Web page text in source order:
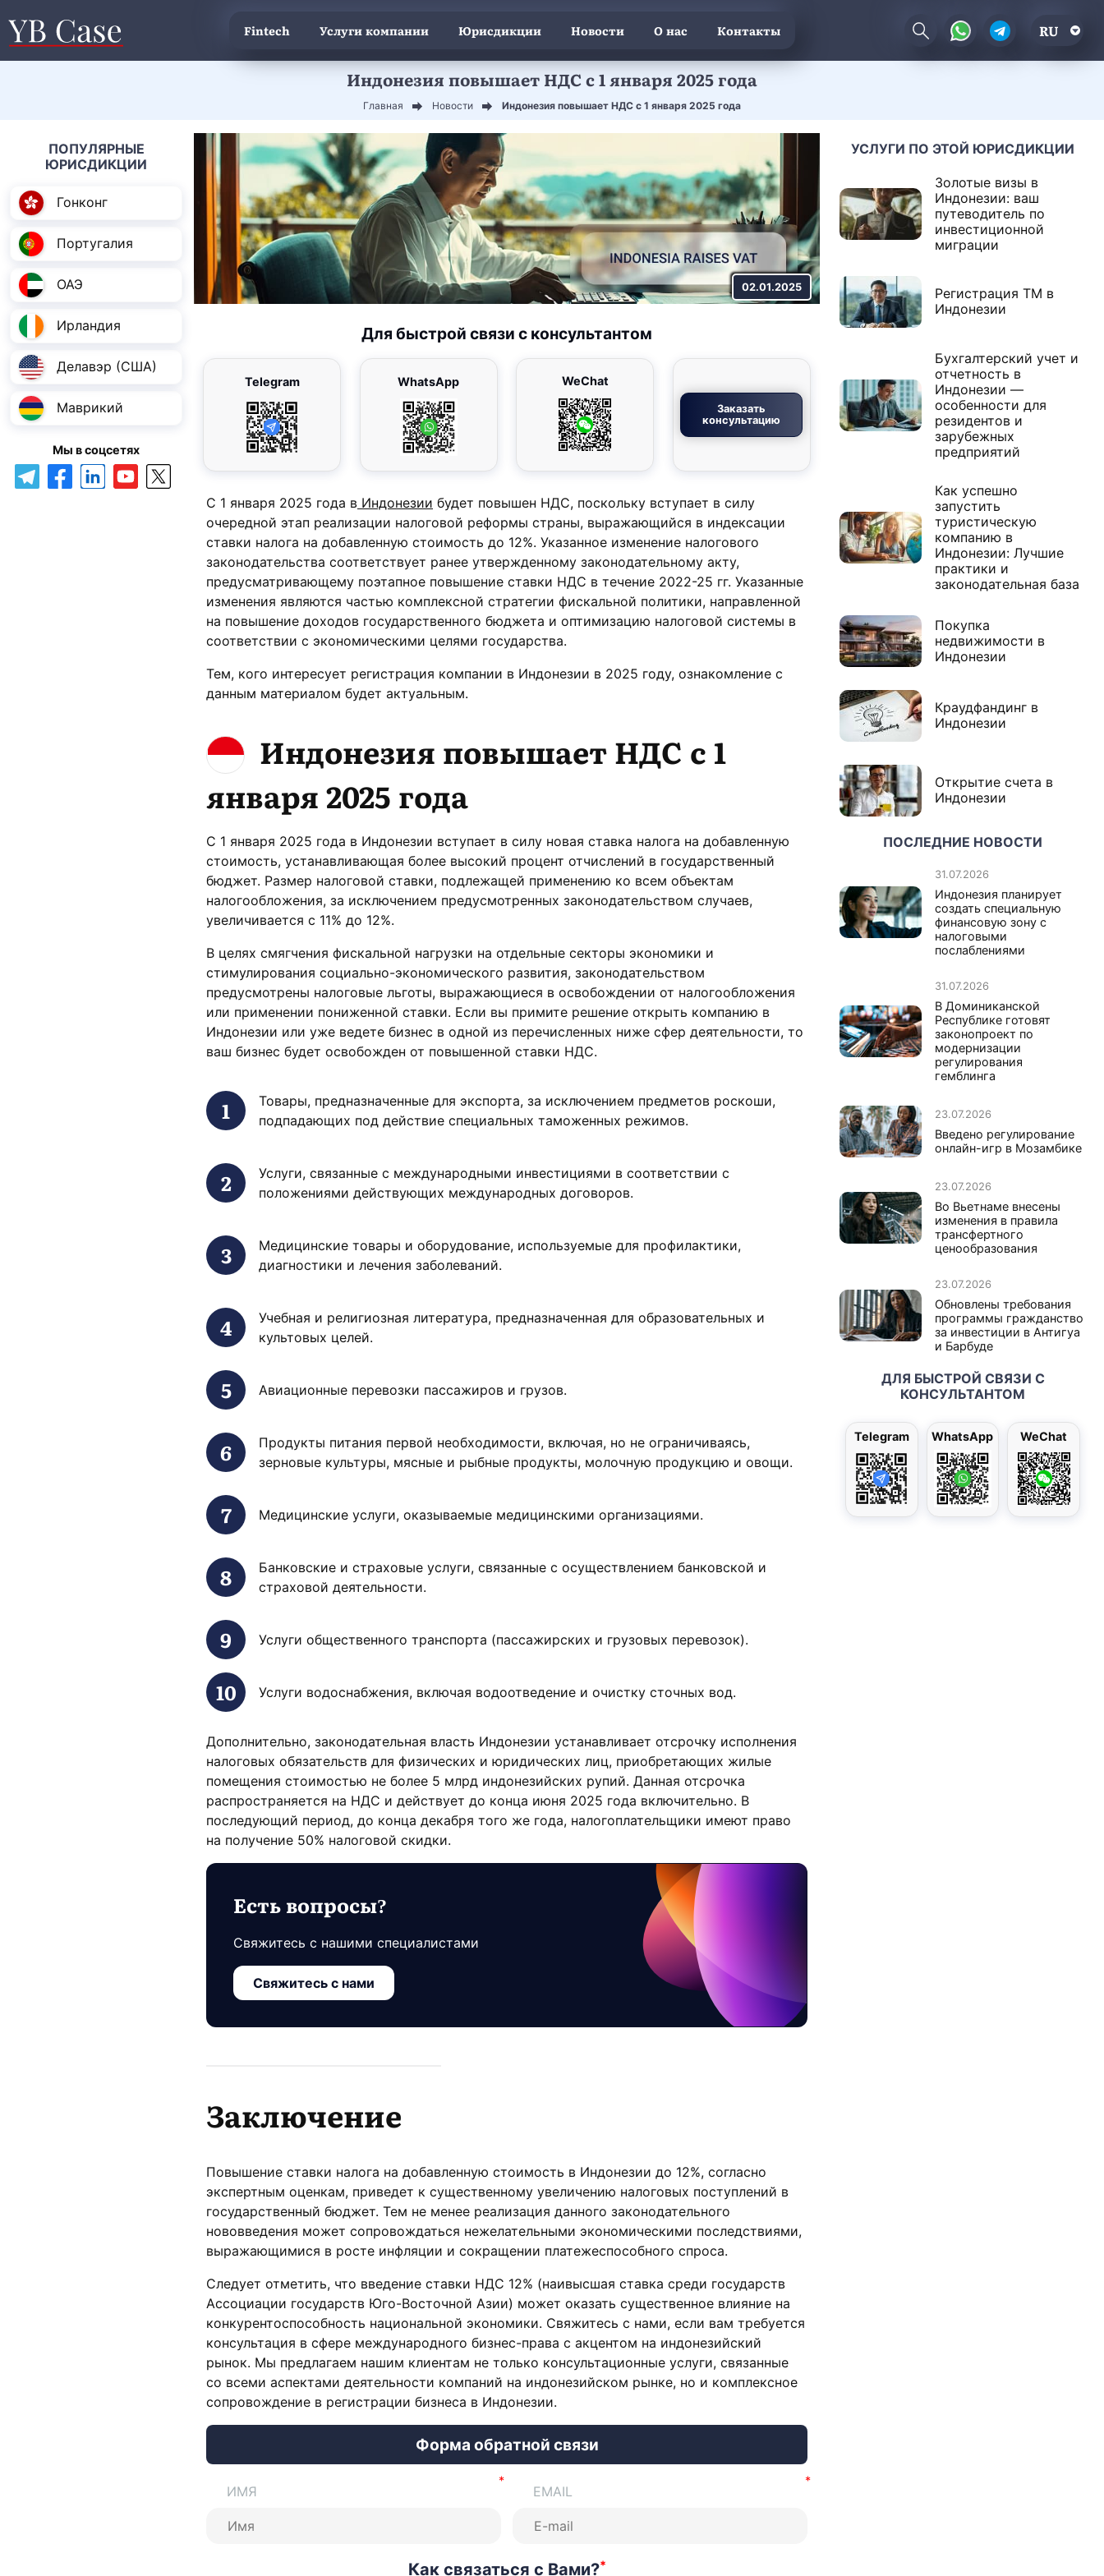
Fintech Услуги компании Юрисдикции Новости О нас Контакты RU
Индонезия повышает НДС с 1 января 2025 года
Главная Новости Индонезия повышает НДС с 1 января 2025 года
ПОПУЛЯРНЫЕ
ЮРИСДИКЦИИ
Гонконг
Португалия
ОАЭ
Ирландия
Делавэр (США)
Маврикий
Мы в соцсетях
02.01.2025
Для быстрой связи с консультантом
Telegram WhatsApp WeChat
Заказать
консультацию
С 1 января 2025 года в Индонезии будет повышен НДС, поскольку вступает в силу
очередной этап реализации налоговой реформы страны, выражающийся в индексации
ставки налога на добавленную стоимость до 12%. Указанное изменение налогового
законодательства соответствует ранее утвержденному законодательному акту,
предусматривающему поэтапное повышение ставки НДС в течение 2022-25 гг. Указанные
изменения являются частью комплексной стратегии фискальной политики, направленной
на повышение доходов государственного бюджета и оптимизацию налоговой системы в
соответствии с экономическими целями государства.
Тем, кого интересует регистрация компании в Индонезии в 2025 году, ознакомление с
данным материалом будет актуальным.
Индонезия повышает НДС с 1
января 2025 года
С 1 января 2025 года в Индонезии вступает в силу новая ставка налога на добавленную
стоимость, устанавливающая более высокий процент отчислений в государственный
бюджет. Размер налоговой ставки, подлежащей применению ко всем объектам
налогообложения, за исключением предусмотренных законодательством случаев,
увеличивается с 11% до 12%.
В целях смягчения фискальной нагрузки на отдельные секторы экономики и
стимулирования социально-экономического развития, законодательством
предусмотрены налоговые льготы, выражающиеся в освобождении от налогообложения
или применении пониженной ставки. Если вы примите решение открыть компанию в
Индонезии или уже ведете бизнес в одной из перечисленных ниже сфер деятельности, то
ваш бизнес будет освобожден от повышенной ставки НДС.
Товары, предназначенные для экспорта, за исключением предметов роскоши,
подпадающих под действие специальных таможенных режимов.
Услуги, связанные с международными инвестициями в соответствии с
положениями действующих международных договоров.
Медицинские товары и оборудование, используемые для профилактики,
диагностики и лечения заболеваний.
Учебная и религиозная литература, предназначенная для образовательных и
культовых целей.
Авиационные перевозки пассажиров и грузов.
Продукты питания первой необходимости, включая, но не ограничиваясь,
зерновые культуры, мясные и рыбные продукты, молочную продукцию и овощи.
Медицинские услуги, оказываемые медицинскими организациями.
Банковские и страховые услуги, связанные с осуществлением банковской и
страховой деятельности.
Услуги общественного транспорта (пассажирских и грузовых перевозок).
Услуги водоснабжения, включая водоотведение и очистку сточных вод.
Дополнительно, законодательная власть Индонезии устанавливает отсрочку исполнения
налоговых обязательств для физических и юридических лиц, приобретающих жилые
помещения стоимостью не более 5 млрд индонезийских рупий. Данная отсрочка
распространяется на НДС и действует до конца июня 2025 года включительно. В
последующий период, до конца декабря того же года, налогоплательщики имеют право
на получение 50% налоговой скидки.
Есть вопросы?
Свяжитесь с нашими специалистами
Свяжитесь с нами
Заключение
Повышение ставки налога на добавленную стоимость в Индонезии до 12%, согласно
экспертным оценкам, приведет к существенному увеличению налоговых поступлений в
государственный бюджет. Тем не менее реализация данного законодательного
нововведения может сопровождаться нежелательными экономическими последствиями,
выражающимися в росте инфляции и сокращении платежеспособного спроса.
Следует отметить, что введение ставки НДС 12% (наивысшая ставка среди государств
Ассоциации государств Юго-Восточной Азии) может оказать существенное влияние на
конкурентоспособность национальной экономики. Свяжитесь с нами, если вам требуется
консультация в сфере международного бизнес-права с акцентом на индонезийский
рынок. Мы предлагаем нашим клиентам не только консультационные услуги, связанные
со всеми аспектами деятельности компаний на индонезийском рынке, но и комплексное
сопровождение в регистрации бизнеса в Индонезии.
Форма обратной связи
ИМЯ EMAIL
Как связаться с Вами?*
УСЛУГИ ПО ЭТОЙ ЮРИСДИКЦИИ
Золотые визы в
Индонезии: ваш
путеводитель по
инвестиционной
миграции
Регистрация ТМ в
Индонезии
Бухгалтерский учет и
отчетность в
Индонезии —
особенности для
резидентов и
зарубежных
предприятий
Как успешно
запустить
туристическую
компанию в
Индонезии: Лучшие
практики и
законодательная база
Покупка
недвижимости в
Индонезии
Краудфандинг в
Индонезии
Открытие счета в
Индонезии
ПОСЛЕДНИЕ НОВОСТИ
31.07.2026
Индонезия планирует
создать специальную
финансовую зону с
налоговыми
послаблениями
31.07.2026
В Доминиканской
Республике готовят
законопроект по
модернизации
регулирования
гемблинга
23.07.2026
Введено регулирование
онлайн-игр в Мозамбике
23.07.2026
Во Вьетнаме внесены
изменения в правила
трансфертного
ценообразования
23.07.2026
Обновлены требования
программы гражданство
за инвестиции в Антигуа
и Барбуде
ДЛЯ БЫСТРОЙ СВЯЗИ С
КОНСУЛЬТАНТОМ
Telegram WhatsApp WeChat